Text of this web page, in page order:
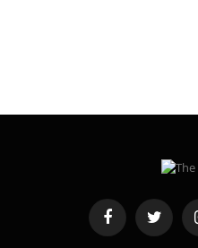
FacebookTwitter